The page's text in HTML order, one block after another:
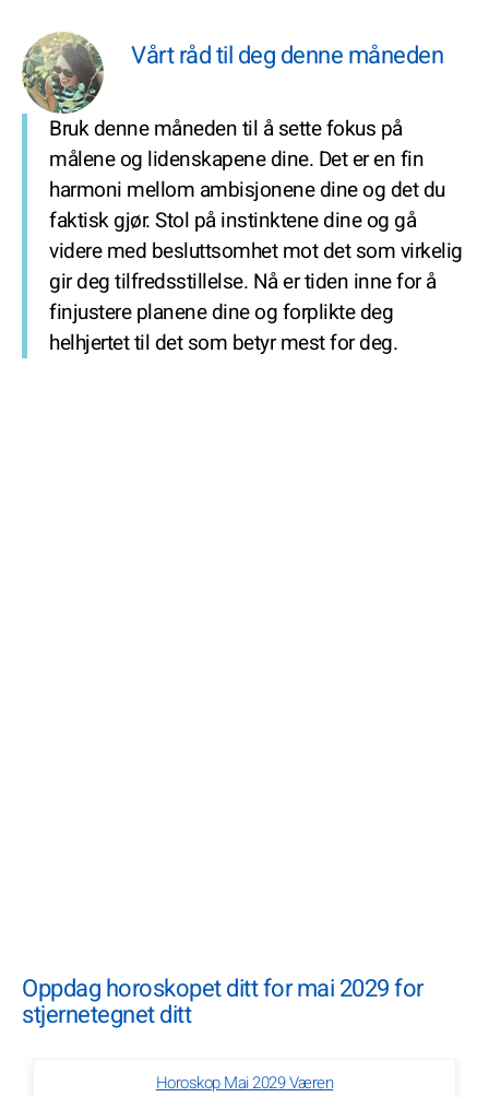
Vårt råd til deg denne måneden
Bruk denne måneden til å sette fokus på
målene og lidenskapene dine. Det er en fin
harmoni mellom ambisjonene dine og det du
faktisk gjør. Stol på instinktene dine og gå
videre med besluttsomhet mot det som virkelig
gir deg tilfredsstillelse. Nå er tiden inne for å
finjustere planene dine og forplikte deg
helhjertet til det som betyr mest for deg.
Oppdag horoskopet ditt for mai 2029 for
stjernetegnet ditt
Horoskop Mai 2029 Væren